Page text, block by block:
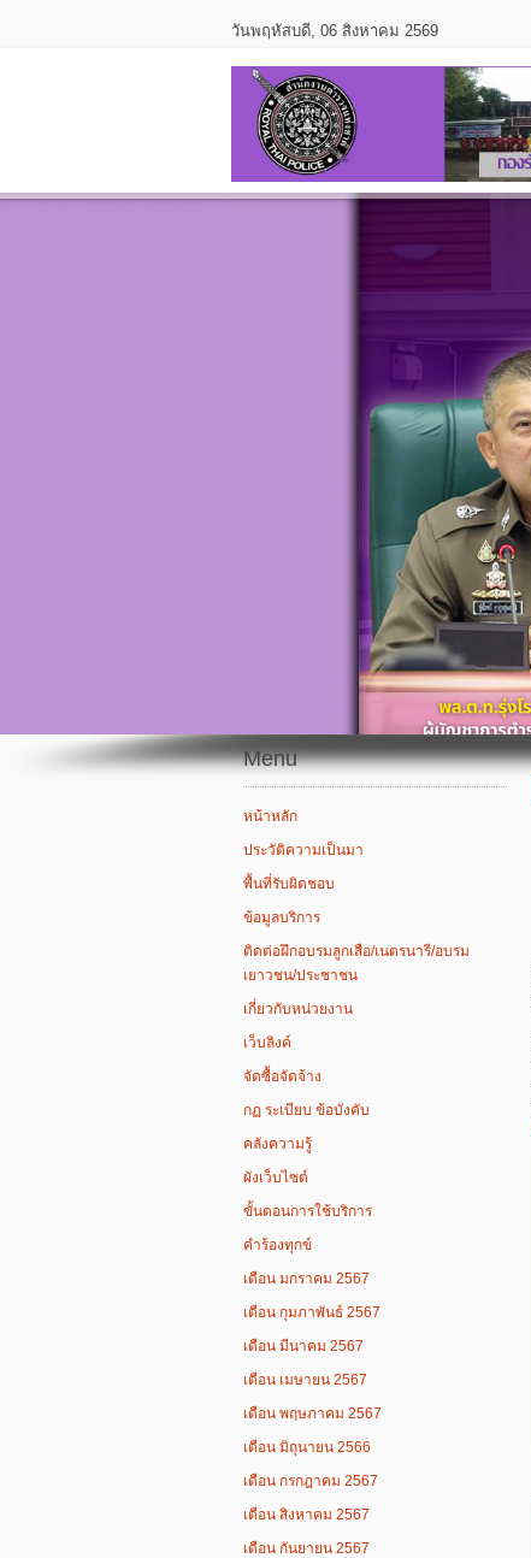
วันพฤหัสบดี, 06 สิงหาคม 2569
Menu
หน้าหลัก
ประวัติความเป็นมา
พื้นที่รับผิดชอบ
ข้อมูลบริการ
ติดต่อฝึกอบรมลูกเสือ/เนตรนารี/อบรม
เยาวชน/ประชาชน
เกี่ยวกับหน่วยงาน
เว็บลิงค์
จัดซื้อจัดจ้าง
กฏ ระเบียบ ข้อบังคับ
คลังความรู้
ผังเว็บไซต์
ขั้นตอนการใช้บริการ
คำร้องทุกข์
เดือน มกราคม 2567
เดือน กุมภาพันธ์ 2567
เดือน มีนาคม 2567
เดือน เมษายน 2567
เดือน พฤษภาคม 2567
เดือน มิถุนายน 2566
เดือน กรกฎาคม 2567
เดือน สิงหาคม 2567
เดือน กันยายน 2567